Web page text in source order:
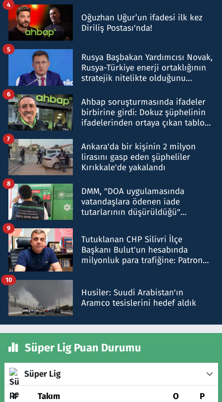
Oğuzhan Uğur’un ifadesi ilk kez
Diriliş Postası'nda!
4
Rusya Başbakan Yardımcısı Novak,
Rusya-Türkiye enerji ortaklığının
stratejik nitelikte olduğunu
5
Ahbap soruşturmasında ifadeler
birbirine girdi: Dokuz şüphelinin
ifadelerinden ortaya çıkan tablo
6
Ankara'da bir kişinin 2 milyon
lirasını gasp eden şüpheliler
Kırıkkale'de yakalandı
7
DMM, "DOA uygulamasında
vatandaşlara ödenen iade
tutarlarının düşürüldüğü"
8
Tutuklanan CHP Silivri İlçe
Başkanı Bulut'un hesabında
milyonluk para trafiğine: Patron
9
Husiler: Suudi Arabistan'ın
Aramco tesislerini hedef aldık
10
Süper Lig Puan Durumu
Süper Lig
# Takım O P